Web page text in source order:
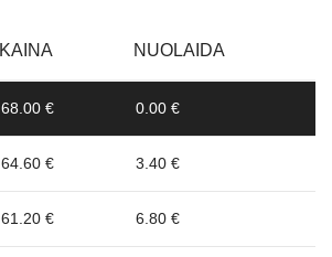
KAINA NUOLAIDA
68.00 € 0.00 €
64.60 € 3.40 €
61.20 € 6.80 €